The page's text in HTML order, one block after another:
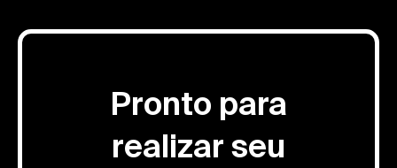
Pronto para
realizar seu